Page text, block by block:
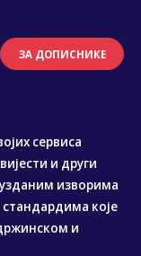
ЗА ДОПИСНИКЕ
сервиса
и други
изворима
које
и